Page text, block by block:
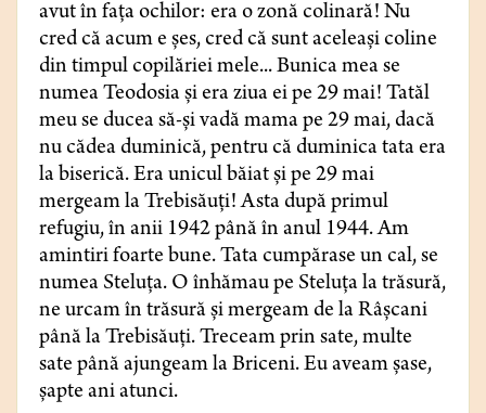
avut în faţa ochilor: era o zonă colinară! Nu
cred că acum e şes, cred că sunt aceleaşi coline
din timpul copilăriei mele... Bunica mea se
numea Teodosia şi era ziua ei pe 29 mai! Tatăl
meu se ducea să-şi vadă mama pe 29 mai, dacă
nu cădea duminică, pentru că duminica tata era
la biserică. Era unicul băiat şi pe 29 mai
mergeam la Trebisăuţi! Asta după primul
refugiu, în anii 1942 până în anul 1944. Am
amintiri foarte bune. Tata cumpărase un cal, se
numea Steluţa. O înhămau pe Steluţa la trăsură,
ne urcam în trăsură şi mergeam de la Râşcani
până la Trebisăuţi. Treceam prin sate, multe
sate până ajungeam la Briceni. Eu aveam şase,
şapte ani atunci.